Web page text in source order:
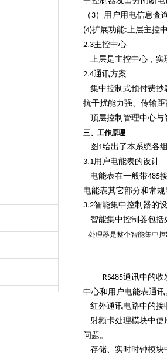
（ 3）用户用电信息査
(4)扩展功能:上层主控
2.3主控中心
上层是主控中心，实
2.4通讯方案
集中控制式预付费抄
抗干扰能力强、传输
顶层控制管理中心与
三、工作原理
图 1给出了本系统各
3.1用户电能表的设计
电能表在一般带485
电能表其它部分和常
3.2智能集中控制器的
智能集中控制器包括
处理器是整个智能集中
RS485通讯中的收
中心和用户电能表通讯
红外通讯电路中的接
射频卡处理模块中使
问题。
存储、实时时钟模块